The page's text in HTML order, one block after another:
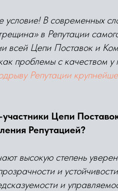
условие! В современных
в Репутации
всей Цепи Поставок и
проблемы с качеством
Репутации
Цепи
Репутацией?
высокую степень
и
и